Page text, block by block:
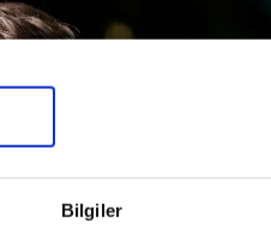
Bilgiler